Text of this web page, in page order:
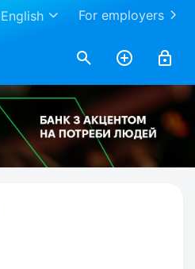
For employers
English